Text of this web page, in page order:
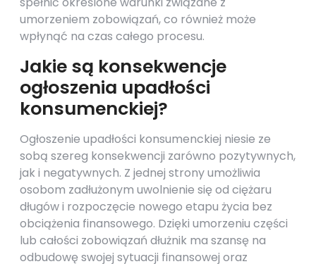
umorzeniem zobowiązań, co również może
wpłynąć na czas całego procesu.
Jakie są konsekwencje
ogłoszenia upadłości
konsumenckiej?
Ogłoszenie upadłości konsumenckiej niesie ze
sobą szereg konsekwencji zarówno pozytywnych,
jak i negatywnych. Z jednej strony umożliwia
osobom zadłużonym uwolnienie się od ciężaru
długów i rozpoczęcie nowego etapu życia bez
obciążenia finansowego. Dzięki umorzeniu części
lub całości zobowiązań dłużnik ma szansę na
odbudowę swojej sytuacji finansowej oraz